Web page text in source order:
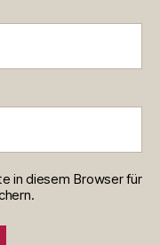
in diesem Browser für